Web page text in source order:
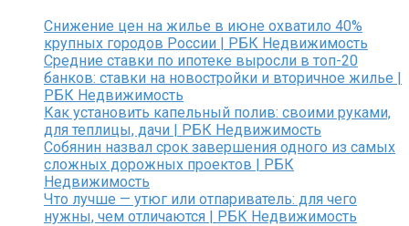
Снижение цен на жилье в июне охватило 40%
крупных городов России | РБК Недвижимость
Средние ставки по ипотеке выросли в топ-20
банков: ставки на новостройки и вторичное жилье |
РБК Недвижимость
Как установить капельный полив: своими руками,
для теплицы, дачи | РБК Недвижимость
Собянин назвал срок завершения одного из самых
сложных дорожных проектов | РБК
Недвижимость
Что лучше — утюг или отпариватель: для чего
нужны, чем отличаются | РБК Недвижимость